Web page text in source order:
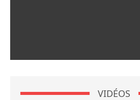
VIDÉOS